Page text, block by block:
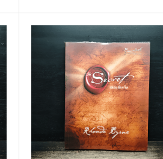
กล่อง BOXSET การ์ตูน
หนังสือการ์ตูน
🐲 หนังสือเด็ก
🪐 ความรู้สำหรับเด็ก
🐲 นิทาน